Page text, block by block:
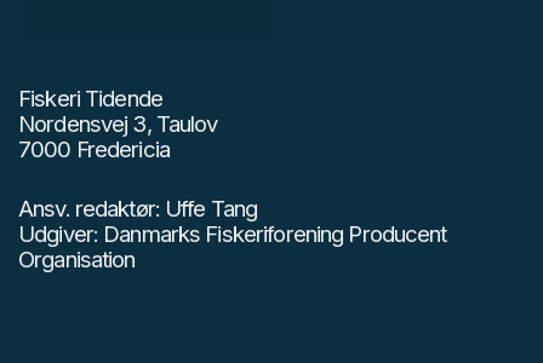
Fiskeri Tidende
Nordensvej 3, Taulov
7000 Fredericia
Ansv. redaktør: Uffe Tang
Udgiver: Danmarks Fiskeriforening Producent
Organisation